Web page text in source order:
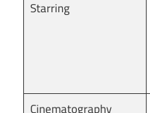
Starring
Cinematography